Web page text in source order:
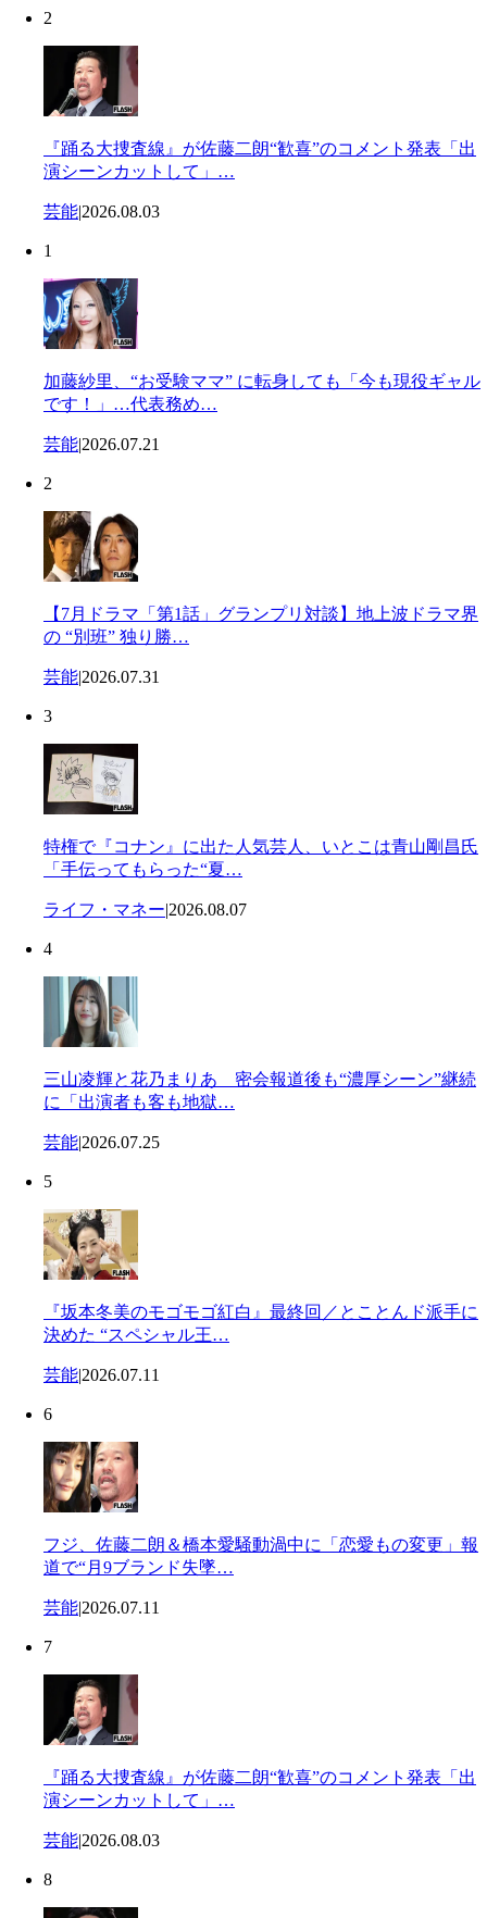
2
『踊る大捜査線』が佐藤二朗“歓喜”のコメント発表「出
演シーンカットして」…
芸能|2026.08.03
1
加藤紗里、“お受験ママ” に転身しても「今も現役ギャル
です！」…代表務め…
芸能|2026.07.21
2
【7月ドラマ「第1話」グランプリ対談】地上波ドラマ界
の “別班” 独り勝…
芸能|2026.07.31
3
特権で『コナン』に出た人気芸人、いとこは青山剛昌氏
「手伝ってもらった“夏…
ライフ・マネー|2026.08.07
4
三山凌輝と花乃まりあ 密会報道後も“濃厚シーン”継続
に「出演者も客も地獄…
芸能|2026.07.25
5
『坂本冬美のモゴモゴ紅白』最終回／とことんド派手に
決めた “スペシャル王…
芸能|2026.07.11
6
フジ、佐藤二朗＆橋本愛騒動渦中に「恋愛もの変更」報
道で“月9ブランド失墜…
芸能|2026.07.11
7
『踊る大捜査線』が佐藤二朗“歓喜”のコメント発表「出
演シーンカットして」…
芸能|2026.08.03
8